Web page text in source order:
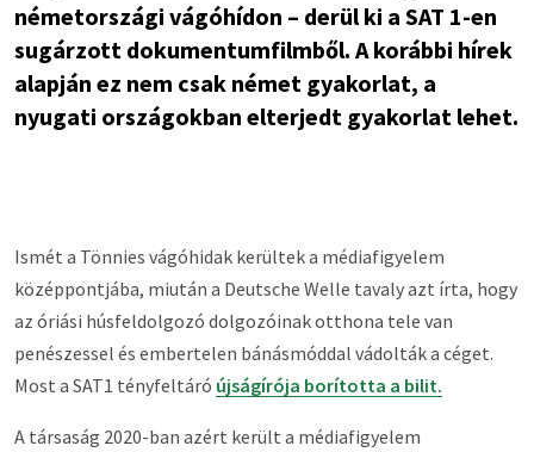
németországi vágóhídon – derül ki a SAT 1-en
sugárzott dokumentumfilmből. A korábbi hírek
alapján ez nem csak német gyakorlat, a
nyugati országokban elterjedt gyakorlat lehet.
Ismét a Tönnies vágóhidak kerültek a médiafigyelem
középpontjába, miután a Deutsche Welle tavaly azt írta, hogy
az óriási húsfeldolgozó dolgozóinak otthona tele van
penészessel és embertelen bánásmóddal vádolták a céget.
Most a SAT1 tényfeltáró újságírója borította a bilit.
A társaság 2020-ban azért került a médiafigyelem